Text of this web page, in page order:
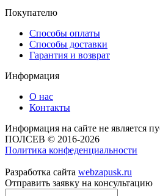
Покупателю
Способы оплаты
Способы доставки
Гарантия и возврат
Информация
О нас
Контакты
Информация на сайте не является
ПОЛСЕВ © 2016-2026
Политика конфеденциальности
Разработка сайта webzapusk.ru
Отправить заявку на консультацию